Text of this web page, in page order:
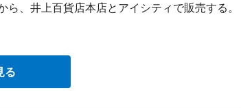
、井上百貨店本店とアイシティで販売する。
る